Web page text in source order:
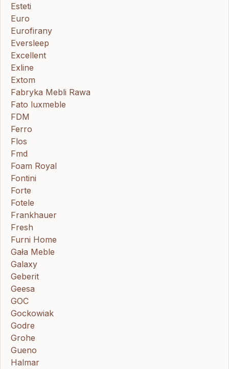
Esteti
Euro
Eurofirany
Eversleep
Excellent
Exline
Extom
Fabryka Mebli Rawa
Fato luxmeble
FDM
Ferro
Flos
Fmd
Foam Royal
Fontini
Forte
Fotele
Frankhauer
Fresh
Furni Home
Gała Meble
Galaxy
Geberit
Geesa
GOC
Gockowiak
Godre
Grohe
Gueno
Halmar